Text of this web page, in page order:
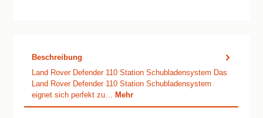
Beschreibung
Land Rover Defender 110 Station Schubladensystem Das
Land Rover Defender 110 Station Schubladensystem
eignet sich perfekt zu… Mehr